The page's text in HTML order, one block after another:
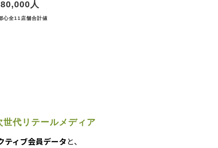
80,000人
心全11店舗合計値
代リテールメディア
ティブ会員データと、